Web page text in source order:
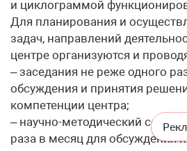
и циклограммой
Для планирования и
задач, направлений
центре организуются и
– заседания не реже одного
обсуждения и принятия
компетенции центра;
– научно-методический
раза в месяц для обсуждения